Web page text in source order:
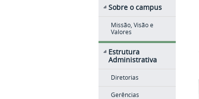
Sobre o campus
Missão, Visão e
Valores
Estrutura
Administrativa
Diretorias
Gerências